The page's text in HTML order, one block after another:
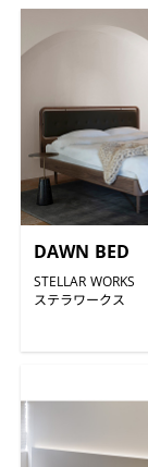
DAWN BED
STELLAR WORKS
ステラワークス